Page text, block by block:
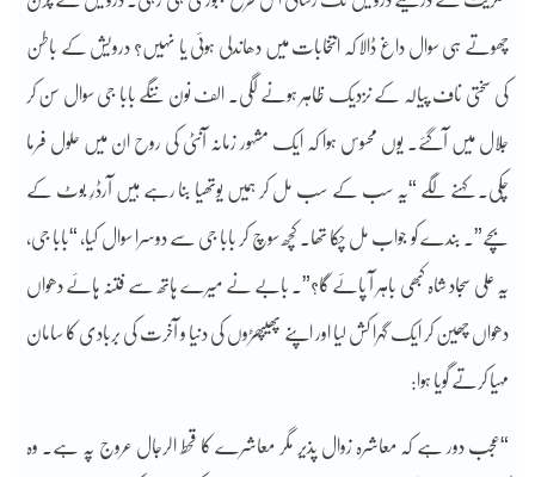
چھوتے ہی سوال داغ ڈالا کہ انتخابات میں دھاندلی ہوئی یا نہیں؟ درویش کے باطن
کی سختی ناف پیالہ کے نزدیک ظاہر ہونے لگی۔ الف نون ننگے بابا جی سوال سن کر
جلال میں آگئے۔ یوں محسوس ہوا کہ ایک مشہور زمانہ آنٹی کی روح ان میں حلول فرما
چکی۔ کہنے لگے “یہ سب کے سب مل کر ہمیں یوتھیا بنا رہے ہیں آرڈرِ بوٹ کے
بچے”۔ بندے کو جواب مل چکا تھا۔ کچھ سوچ کر بابا جی سے دوسرا سوال کیا، “بابا جی،
یہ علی سجاد شاہ کبھی باہر آ پائے گا؟”۔ بابے نے میرے ہاتھ سے فتنہ ہائے دھواں
دھواں چھین کر ایک گہرا کش لیا اور اپنے پھیپھڑوں کی دنیا و آخرت کی بربادی کا سامان
مہیا کرتے گویا ہوا:
“عجب دور ہے کہ معاشرہ زوال پذیر مگر معاشرے کا قحط الرجال عروج پہ ہے۔ وہ